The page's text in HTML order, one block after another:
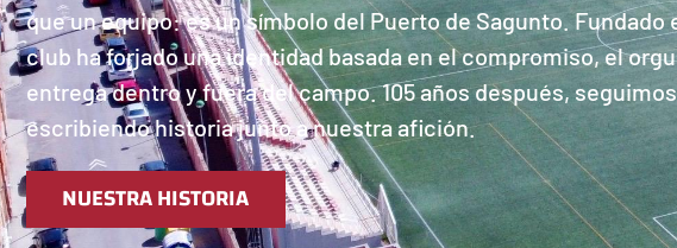
que un equipo: es un símbolo del Puerto de Sagunto. Fundado
club ha forjado una identidad basada en el compromiso, el
entrega dentro y fuera del campo. 105 años después, seguimos
escribiendo historia junto a nuestra afición.
NUESTRA HISTORIA